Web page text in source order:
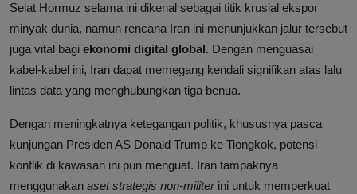
Selat Hormuz selama ini dikenal sebagai titik krusial ekspor
minyak dunia, namun rencana Iran ini menunjukkan jalur tersebut
juga vital bagi ekonomi digital global. Dengan menguasai
kabel-kabel ini, Iran dapat memegang kendali signifikan atas lalu
lintas data yang menghubungkan tiga benua.
Dengan meningkatnya ketegangan politik, khususnya pasca
kunjungan Presiden AS Donald Trump ke Tiongkok, potensi
konflik di kawasan ini pun menguat. Iran tampaknya
menggunakan aset strategis non-militerini untuk memperkuat